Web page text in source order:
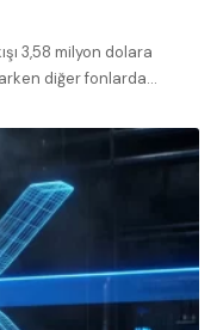
3,58 milyon dolara
diğer fonlarda…